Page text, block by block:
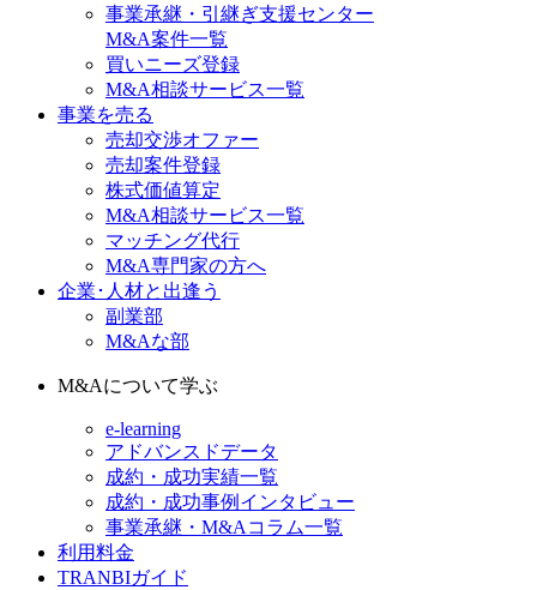
事業承継・引継ぎ支援センター
M&A案件一覧
買いニーズ登録
M&A相談サービス一覧
事業を売る
売却交渉オファー
売却案件登録
株式価値算定
M&A相談サービス一覧
マッチング代行
M&A専門家の方へ
企業･人材と出逢う
副業部
M&Aな部
M&Aについて学ぶ
e-learning
アドバンスドデータ
成約・成功実績一覧
成約・成功事例インタビュー
事業承継・M&Aコラム一覧
利用料金
TRANBIガイド